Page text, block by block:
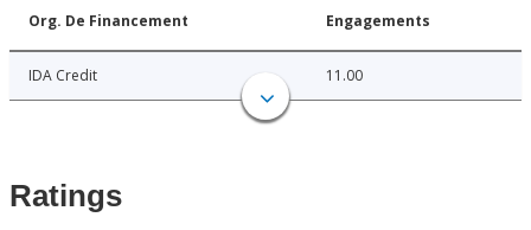
Org. De Financement Engagements
IDA Credit 11.00
Ratings